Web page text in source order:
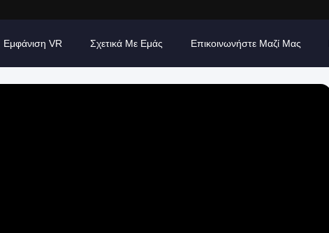
Εμφάνιση VR Σχετικά Με Εμάς Επικοινωνήστε Μαζί Μας